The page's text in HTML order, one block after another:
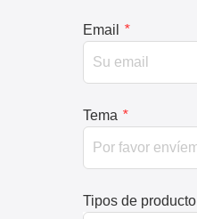
Email *
Tema *
Tipos de producto